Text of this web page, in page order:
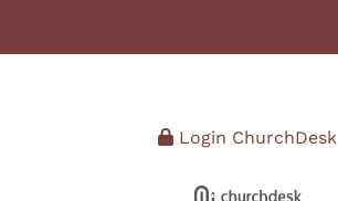
Login ChurchDesk